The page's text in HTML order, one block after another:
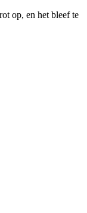
op, en het bleef te